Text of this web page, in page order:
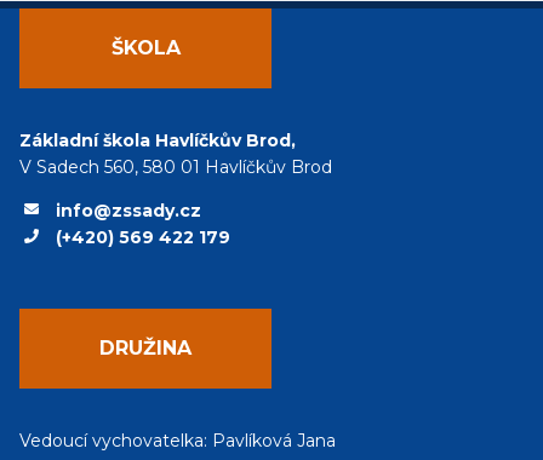
ŠKOLA
Základní škola Havlíčkův Brod,
V Sadech 560, 580 01 Havlíčkův Brod
info@zssady.cz
(+420) 569 422 179
DRUŽINA
Vedoucí vychovatelka: Pavlíková Jana